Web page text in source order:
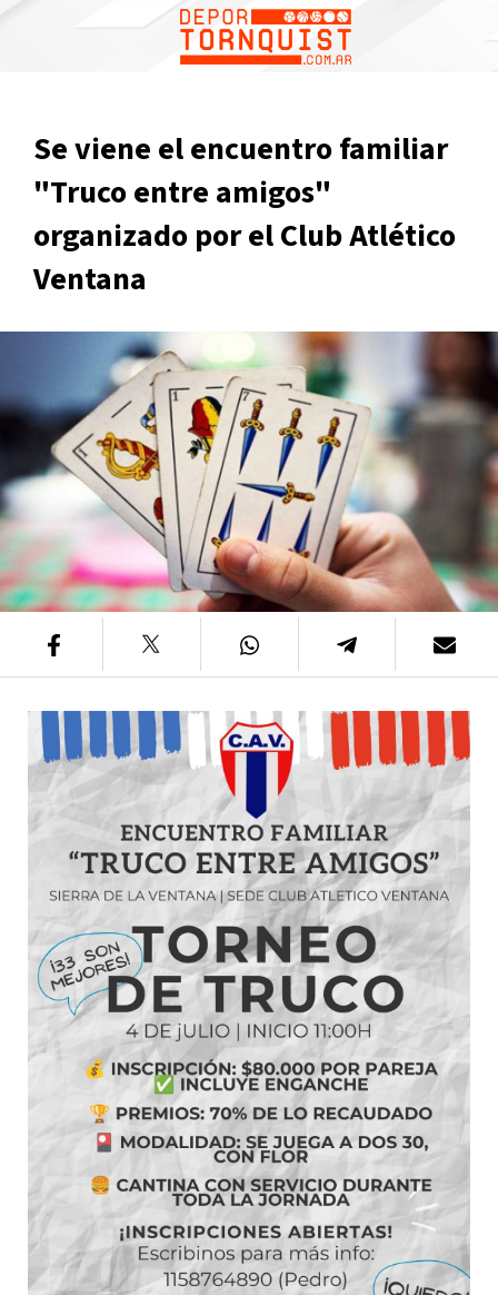
Se viene el encuentro familiar
"Truco entre amigos"
organizado por el Club Atlético
Ventana